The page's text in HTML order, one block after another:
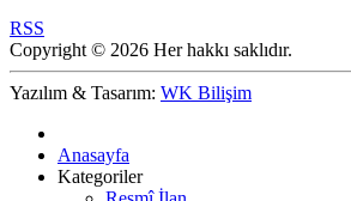
RSS
Copyright © 2026 Her hakkı saklıdır.
Yazılım & Tasarım: WK Bilişim
Anasayfa
Kategoriler